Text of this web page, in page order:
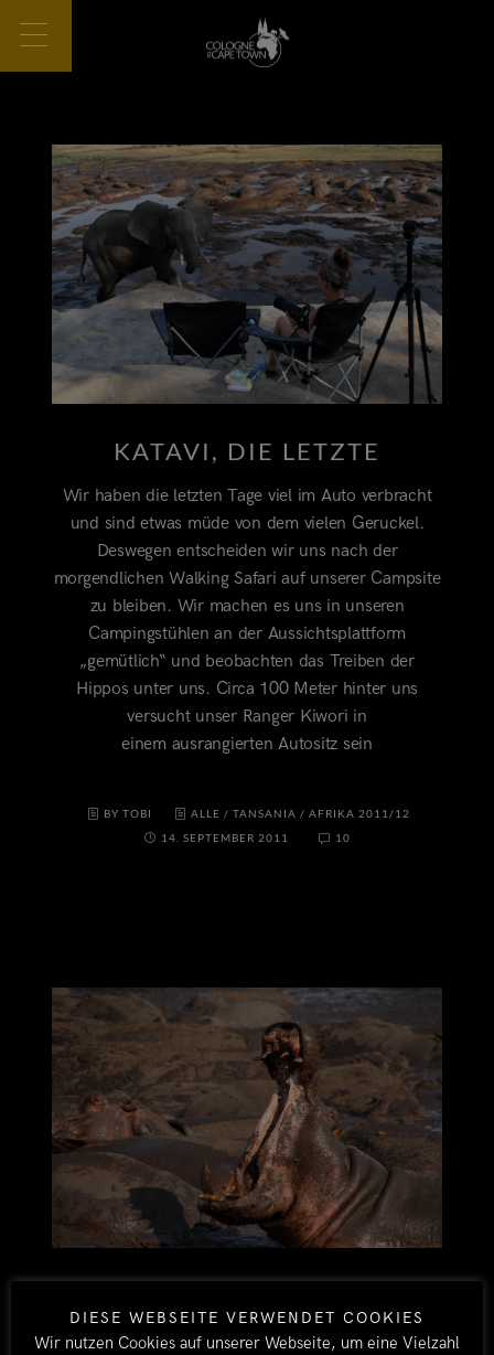
KATAVI, DIE LETZTE
Wir haben die letzten Tage viel im Auto verbracht
und sind etwas müde von dem vielen Geruckel.
Deswegen entscheiden wir uns nach der
morgendlichen Walking Safari auf unserer Campsite
zu bleiben. Wir machen es uns in unseren
Campingstühlen an der Aussichtsplattform
„gemütlich“ und beobachten das Treiben der
Hippos unter uns. Circa 100 Meter hinter uns
versucht unser Ranger Kiwori in
einem ausrangierten Autositz sein
BY TOBI ALLE /TANSANIA /AFRIKA 2011/12
14. SEPTEMBER 2011
10
Katavi verdankt seinen Wildreichtum vor allem der
DIESE WEBSEITE VERWENDET COOKIES
Wir nutzen Cookies auf unserer Webseite, um eine Vielzahl